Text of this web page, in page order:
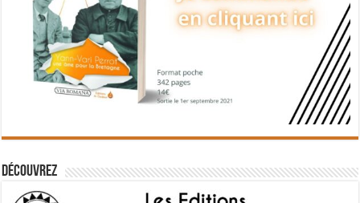
Découvrez